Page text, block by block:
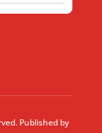
Published by